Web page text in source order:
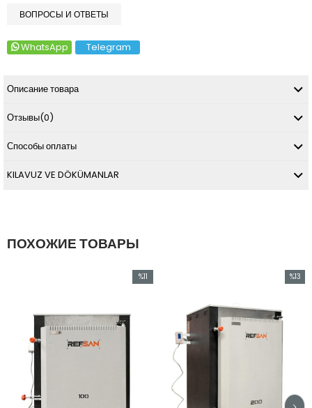
ВОПРОСЫ И ОТВЕТЫ
WhatsApp Telegram
Описание товара
Отзывы(0)
Способы оплаты
KILAVUZ VE DÖKÜMANLAR
ПОХОЖИЕ ТОВАРЫ
%11
%13